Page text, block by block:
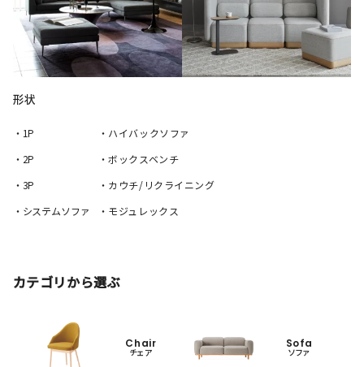
形状
・1P
・2P
・3P
・システムソファ
・ハイバックソファ
・ボックスベンチ
・カウチ/リクライニング
・モジュレックス
カテゴリから選ぶ
Chair
チェア
Sofa
ソファ